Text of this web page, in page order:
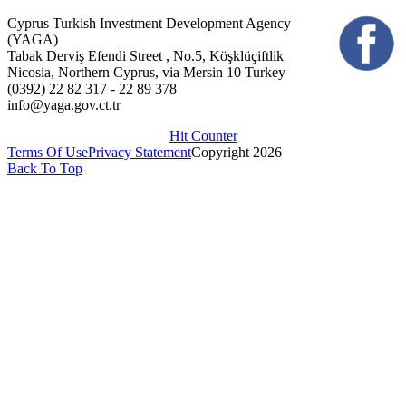
Cyprus Turkish Investment Development Agency
(YAGA)
Tabak Derviş Efendi Street , No.5, Köşklüçiftlik
Nicosia, Northern Cyprus, via Mersin 10 Turkey
(0392) 22 82 317 - 22 89 378
info@yaga.gov.ct.tr
Hit Counter
Terms Of UsePrivacy StatementCopyright 2026
Back To Top